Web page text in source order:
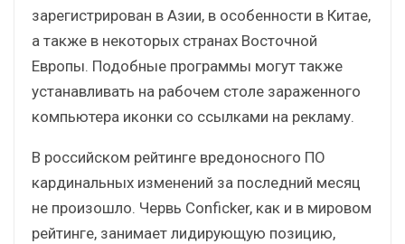
зарегистрирован в Азии, в особенности в Китае,
а также в некоторых странах Восточной
Европы. Подобные программы могут также
устанавливать на рабочем столе зараженного
компьютера иконки со ссылками на рекламу.
В российском рейтинге вредоносного ПО
кардинальных изменений за последний месяц
не произошло. Червь Conficker, как и в мировом
рейтинге, занимает лидирующую позицию,